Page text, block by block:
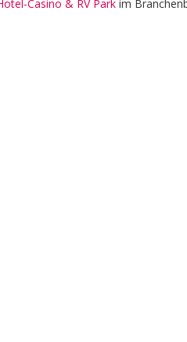
Casino & RV Park im